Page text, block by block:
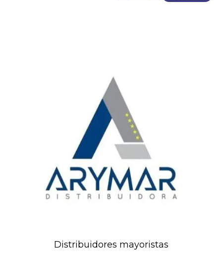
Distribuidores mayoristas